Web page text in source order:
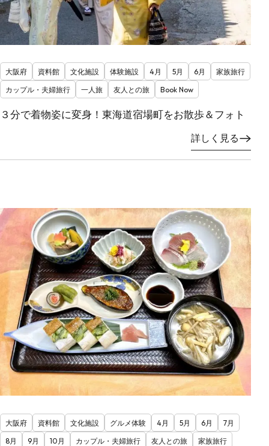
大阪府 資料館 文化施設 体験施設 4月 5月 6月
家族旅行
カップル・夫婦旅行
一人旅 友人との旅 Book Now
３分で着物姿に変身！東海道宿場町をお散歩＆フォト
詳しく見る
大阪府 資料館 文化施設 グルメ体験 4月 5月 6月
7月
8月
9月 10月 カップル・夫婦旅行 友人との旅
家族旅行